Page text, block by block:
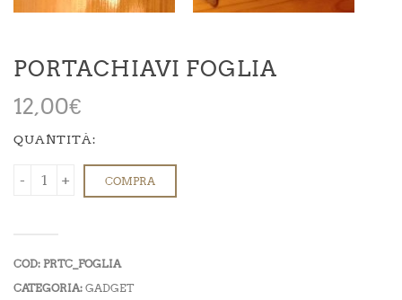
PORTACHIAVI FOGLIA
12,00€
QUANTITÀ:
COMPRA
COD: PRTC_FOGLIA
CATEGORIA: GADGET